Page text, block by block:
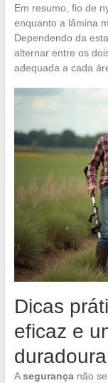
Em resumo, fio de
enquanto a lâmina
Dependendo da
alternar entre os
adequada a cada
Dicas
eficaz e
duradoura
Asegurançanão se